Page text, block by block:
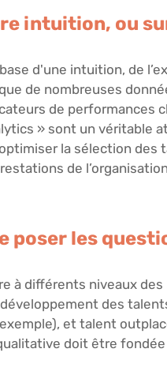
intuition, ou
d'une intuition, de
de nombreuses
de performances
» sont un véritable
la sélection des
de
poser les
à différents niveaux des
des
et talent
doit être